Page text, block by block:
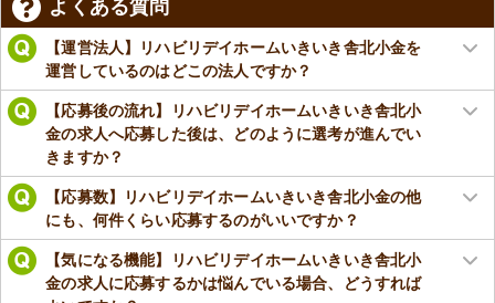
よくある質問
【運営法人】リハビリデイホームいきいき舎北小金を
運営しているのはどこの法人ですか？
【応募後の流れ】リハビリデイホームいきいき舎北小
金の求人へ応募した後は、どのように選考が進んでい
きますか？
【応募数】リハビリデイホームいきいき舎北小金の他
にも、何件くらい応募するのがいいですか？
【気になる機能】リハビリデイホームいきいき舎北小
金の求人に応募するかは悩んでいる場合、どうすれば